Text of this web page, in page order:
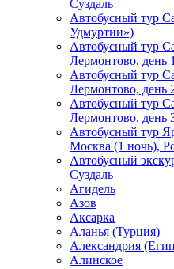
Суздаль
Автобусный тур
Удмуртии»)
Автобусный тур
Лермонтово, день 1
Автобусный тур
Лермонтово, день
Автобусный тур
Лермонтово, день
Автобусный тур
Москва (1 ночь),
Автобусный
Суздаль
Агидель
Азов
Аксарка
Аланья (Турция)
Александрия
Алинское